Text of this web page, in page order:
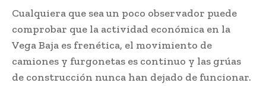
Cualquiera que sea un poco observador puede
comprobar que la actividad económica en la
Vega Baja es frenética, el movimiento de
camiones y furgonetas es continuo y las grúas
de construcción nunca han dejado de funcionar.